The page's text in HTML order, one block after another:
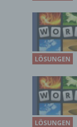
LÖSUNGEN
LÖSUNGEN